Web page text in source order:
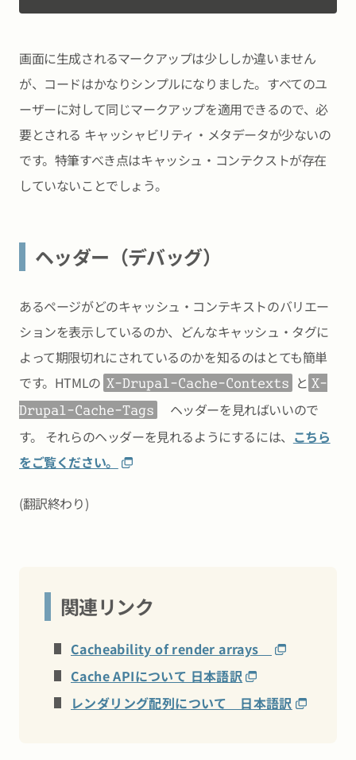
画面に生成されるマークアップは少ししか違いません
が、コードはかなりシンプルになりました。すべてのユ
ーザーに対して同じマークアップを適用できるので、必
要とされる キャッシャビリティ・メタデータが少ないの
です。特筆すべき点はキャッシュ・コンテクストが存在
していないことでしょう。
ヘッダー（デバッグ）
あるページがどのキャッシュ・コンテキストのバリエー
ションを表示しているのか、どんなキャッシュ・タグに
よって期限切れにされているのかを知るのはとても簡単
です。HTMLの X-Drupal-Cache-Contexts と X-
Drupal-Cache-Tags
ヘッダーを見ればいいので
す。 それらのヘッダーを見れるようにするには、 こちら
をご覧ください。
(翻訳終わり)
関連リンク
Cacheability of render arrays
Cache APIについて 日本語訳
レンダリング配列について 日本語訳